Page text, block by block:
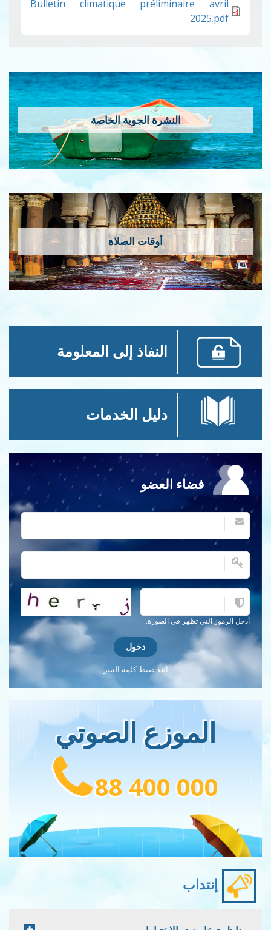
Bulletin climatique préliminaire avril
2025.pdf
النشرة الجوية الخاصة
أوقات الصلاة
النفاذ إلى المعلومة
دليل الخدمات
فضاء العضو
أدخل الرموز التي تظهر في الصورة.
احصل على كلمة التحقق جديدة!
اعد ضبط كلمه السر
الموزع الصوتي
88 400 000
إنتداب